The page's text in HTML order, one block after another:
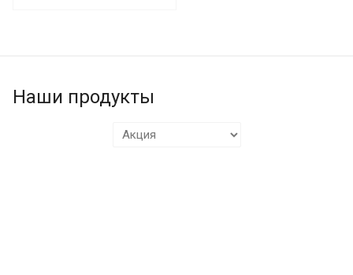
Наши продукты